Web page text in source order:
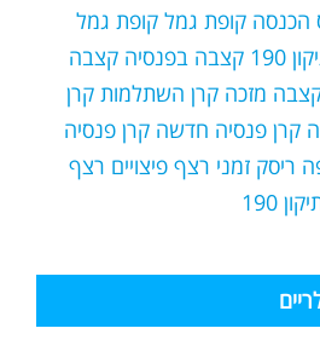
הכנסה קופת גמל קופת גמל
קצבה בפנסיה קצבה
מזכה קרן השתלמות קרן
קרן פנסיה חדשה קרן פנסיה
ריסק זמני רצף פיצויים רצף
190